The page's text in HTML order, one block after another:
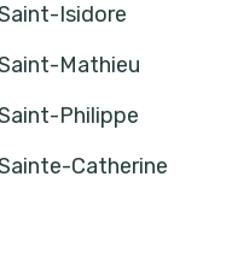
Isidore
Mathieu
Philippe
Catherine